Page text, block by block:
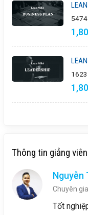
Thông tin giảng viên
Nguyễn
Chuyên
Tốt